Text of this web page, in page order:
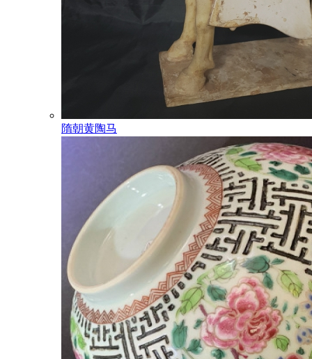
隋朝黄陶马